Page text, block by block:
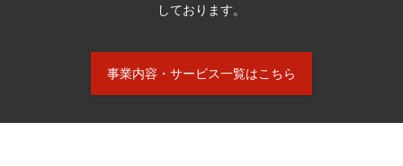
しております。
事業内容・サービス一覧はこちら